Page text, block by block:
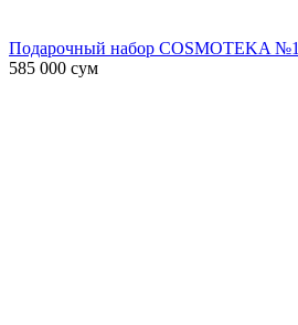
Подарочный набор COSMOTEKA №1
585 000 сум